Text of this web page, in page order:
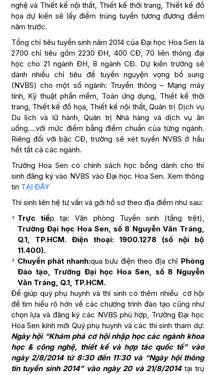
nghệ và Thiết kế nội thất, Thiết kế thời trang, Thiết kế đồ
họa dự kiến sẽ lấy điểm trúng tuyển tương đương điểm
năm trước.
Tổng chỉ tiêu tuyển sinh năm 2014 của Đại học Hoa Sen là
2700 chỉ tiêu gồm 2230 ĐH, 400 CĐ, 70 liên thông đại
học cho 21 ngành ĐH, 8 ngành CĐ. Dự kiến trường sẽ
dành nhiều chỉ tiêu để tuyển nguyện vọng bổ sung
(NVBS) cho một số ngành: Truyền thông – Mạng máy
tính, Kỹ thuật phần mềm, Toán ứng dụng, Thiết kế thời
trang, Thiết kế đồ họa, Thiết kế nội thất, Quản trị Dịch vụ
Du lịch và lữ hành, Quản trị Nhà hàng và dịch vụ ăn
uống….với mức điểm bằng điểm chuẩn của từng ngành.
Riêng đối với bậc CĐ, trường sẽ xét tuyển NVBS ở hầu
hết tất cả các ngành.
Trường Hoa Sen có chính sách học bổng dành cho thí
sinh đăng ký vào NVBS vào Đại học Hoa Sen. Xem thông
tin TẠI ĐÂY
Thí sinh liên hệ tư vấn và gởi hồ sơ theo địa điểm như sau:
Trực tiếp tại: Văn phòng Tuyển sinh (tầng trệt),
Trường Đại học Hoa Sen, số 8 Nguyễn Văn Tráng,
Q.1, TP.HCM. Điện thoại: 1900.1278 (số nội bộ
11.400).
Chuyển phát nhanh:qua bưu điện theo địa chỉ Phòng
Đào tạo, Trường Đại học Hoa Sen, số 8 Nguyễn
Văn Tráng, Q.1, TP.HCM.
Để giúp quý phụ huynh và thí sinh có thêm nhiều cơ hội
để tìm hiểu rõ hơn về các chương trình đào tạo cũng như
chọn lựa và đăng ký các NVBS phù hợp, Trường Đại học
Hoa Sen kính mời Quý phụ huynh và các thí sinh tham dự:
Ngày hội “Khám phá cơ hội nhập học các ngành khoa
học & công nghệ, thiết kế và hợp tác quốc tế” vào
ngày 2/8/2014 từ 8:30 đến 11:30 và “Ngày hội thông
tin tuyển sinh 2014” vào ngày 20 và 21/8/2014tại trụ